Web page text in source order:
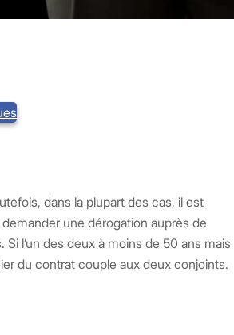
dans la plupart des cas, il est
une dérogation auprès de
l’un des deux à moins de 50 ans mais
du contrat couple aux deux conjoints.